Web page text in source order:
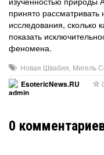
принято рассматривать
исследования, сколько
показать
феномена.
Новая Швабия Мигель
EsotericNews.RU
0